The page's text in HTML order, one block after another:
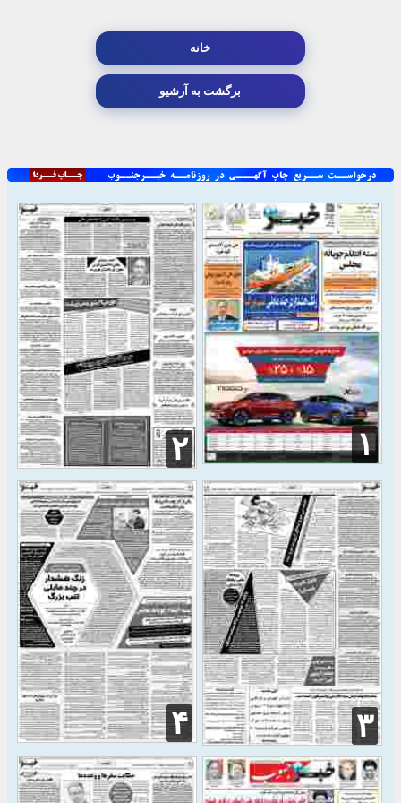
خانه
برگشت به آرشیو
۱ ۲
۳ ۴